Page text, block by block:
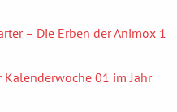
– Die Erben der Animox 1
Kalenderwoche 01 im Jahr